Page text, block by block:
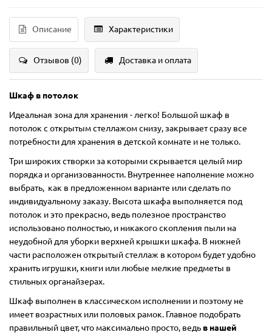
Описание Характеристики
Отзывов (0) Доставка и оплата
Шкаф в потолок
Идеальная зона для хранения - легко! Большой шкаф в
потолок с открытым стеллажом снизу, закрывает сразу все
потребности для хранения в детской комнате и не только.
Три широких створки за которыми скрывается целый мир
порядка и организованности. Внутреннее наполнение можно
выбрать, как в предложенном варианте или сделать по
индивидуальному заказу. Высота шкафа выполняется под
потолок и это прекрасно, ведь полезное пространство
использовано полностью, и никакого скопления пыли на
неудобной для уборки верхней крышки шкафа. В нижней
части расположен открытый стеллаж в котором будет удобно
хранить игрушки, книги или любые мелкие предметы в
стильных органайзерах.
Шкаф выполнен в классическом исполнении и поэтому не
имеет возрастных или половых рамок. Главное подобрать
правильный цвет, что максимально просто, ведь в нашей